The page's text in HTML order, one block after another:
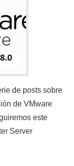
de posts sobre
de VMware
este
Server